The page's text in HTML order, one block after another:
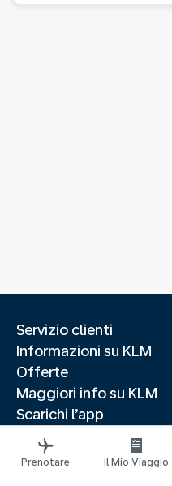
Servizio clienti
Informazioni su KLM
Offerte
Maggiori info su KLM
Scarichi l’app
Siti web correlati
Guide di viaggio
Prenotare Il Mio Viaggio